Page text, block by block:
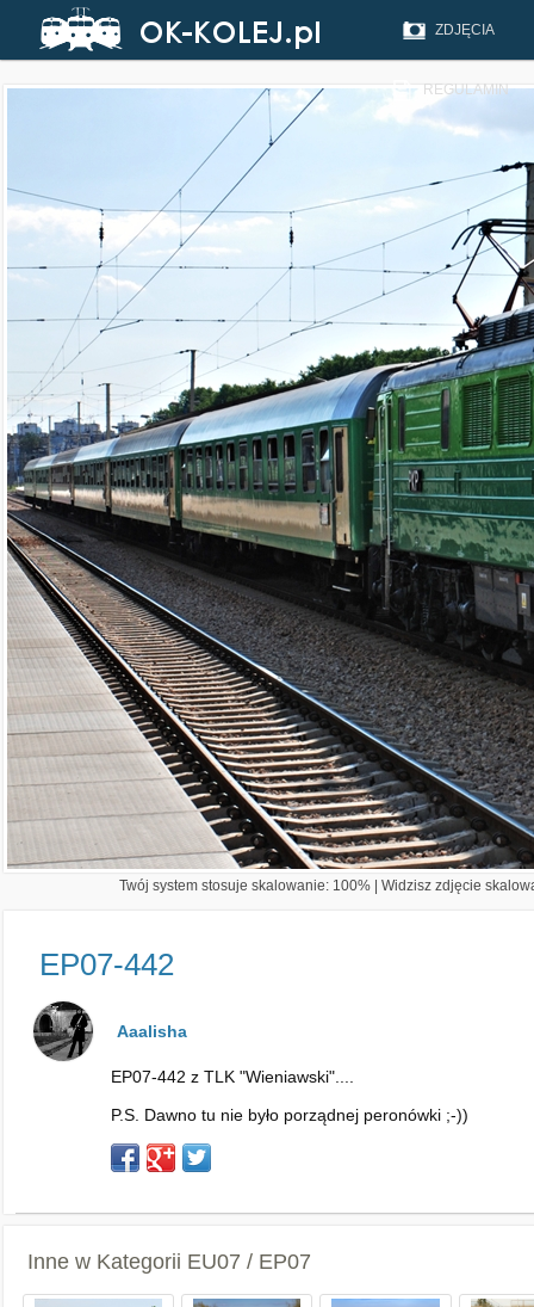
ZDJĘCIA
REGULAMIN
Twój system stosuje skalowanie: 100% | Widzisz zdjęcie
EP07-442
Aaalisha
EP07-442 z TLK "Wieniawski"....
P.S. Dawno tu nie było porządnej peronówki ;-))
Inne w Kategorii EU07 / EP07